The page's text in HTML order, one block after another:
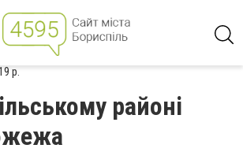
р.
районі